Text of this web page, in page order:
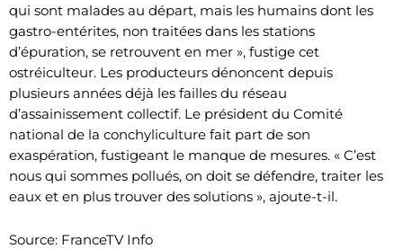
qui sont malades au départ, mais les humains dont les
gastro-entérites, non traitées dans les stations
d’épuration, se retrouvent en mer », fustige cet
ostréiculteur. Les producteurs dénoncent depuis
plusieurs années déjà les failles du réseau
d’assainissement collectif. Le président du Comité
national de la conchyliculture fait part de son
exaspération, fustigeant le manque de mesures. « C’est
nous qui sommes pollués, on doit se défendre, traiter les
eaux et en plus trouver des solutions », ajoute-t-il.
Source: FranceTV Info